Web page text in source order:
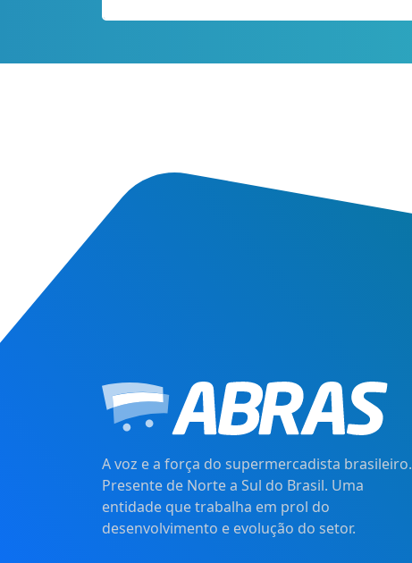
A voz e a força do supermercadista brasileiro.
Presente de Norte a Sul do Brasil. Uma
entidade que trabalha em prol do
desenvolvimento e evolução do setor.